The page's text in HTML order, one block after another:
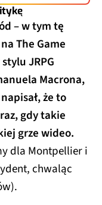
– w tym tę
The Game
JRPG
Macrona,
że to
gdy takie
grze wideo.
dla Montpellier i
chwaląc